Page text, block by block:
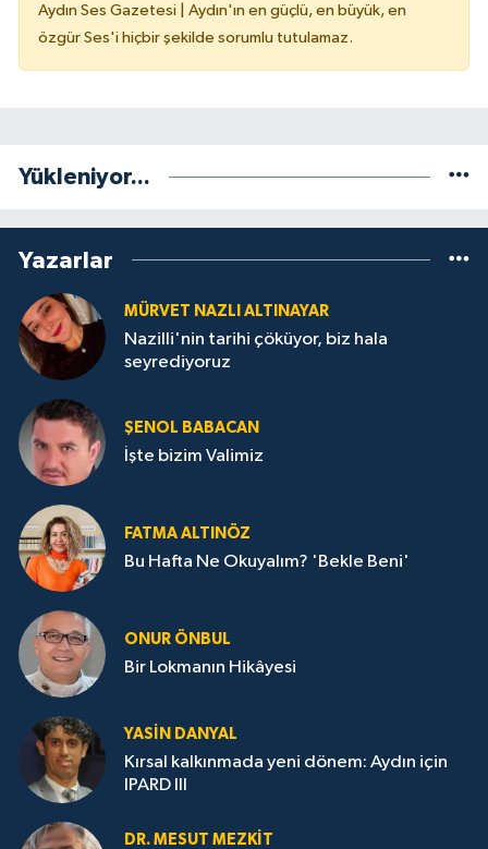
Aydın Ses Gazetesi | Aydın'ın en güçlü, en büyük, en
özgür Ses'i hiçbir şekilde sorumlu tutulamaz.
Yükleniyor...
Yazarlar
MÜRVET NAZLI ALTINAYAR
Nazilli'nin tarihi çöküyor, biz hala
seyrediyoruz
ŞENOL BABACAN
İşte bizim Valimiz
FATMA ALTINÖZ
Bu Hafta Ne Okuyalım? 'Bekle Beni'
ONUR ÖNBUL
Bir Lokmanın Hikâyesi
YASIN DANYAL
Kırsal kalkınmada yeni dönem: Aydın için
IPARD III
DR. MESUT MEZKIT